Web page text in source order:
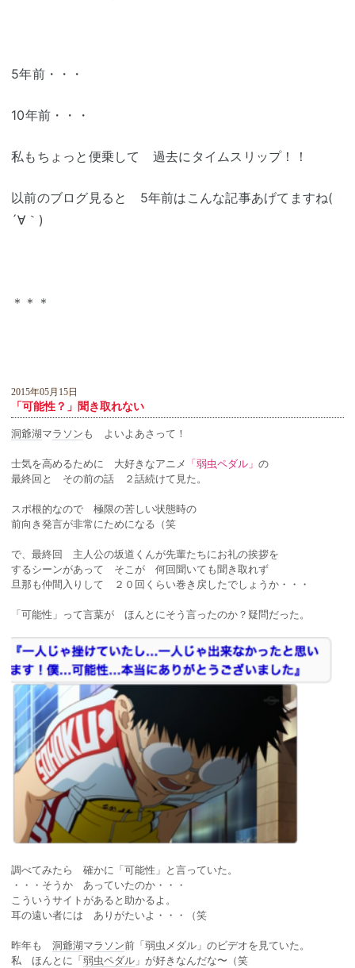
5年前・・・
10年前・・・
私もちょっと便乗して 過去にタイムスリップ！！
以前のブログ見ると 5年前はこんな記事あげてますね(
´∀｀)
＊＊＊
2015年05月15日
「可能性？」聞き取れない
洞爺湖マラソン も よいよあさって！
士気を高めるために 大好きなアニメ 「弱虫ペダル」 の
最終回と その前の話 ２話続けて見た。
スポ根的なので 極限の苦しい状態時の
前向き発言が非常にためになる（笑
で、最終回 主人公の坂道くんが先輩たちにお礼の挨拶を
するシーンがあって そこが 何回聞いても聞き取れず
旦那も仲間入りして ２０回くらい巻き戻したでしょうか・・・
「可能性」って言葉が ほんとにそう言ったのか？疑問だった。
調べてみたら 確かに「可能性」と言っていた。
・・・そうか あっていたのか・・・
こういうサイトがあると助かるよ。
耳の遠い者には ありがたいよ・・・（笑
昨年も 洞爺湖 マラソン前「弱虫メダル」のビデオを見ていた。
私 ほんとに「 弱虫ペダル 」が好きなんだな〜（笑